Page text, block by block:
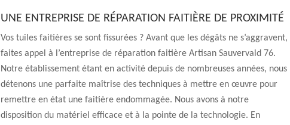
UNE ENTREPRISE DE RÉPARATION FAITIÈRE DE PROXIMITÉ
Vos tuiles faitières se sont fissurées ? Avant que les dégâts ne s’aggravent,
faites appel à l’entreprise de réparation faitière Artisan Sauvervald 76.
Notre établissement étant en activité depuis de nombreuses années, nous
détenons une parfaite maîtrise des techniques à mettre en œuvre pour
remettre en état une faitière endommagée. Nous avons à notre
disposition du matériel efficace et à la pointe de la technologie. En